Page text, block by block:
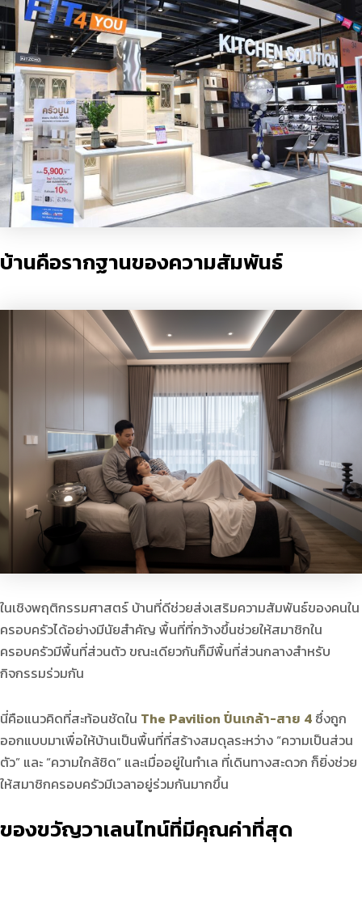
บ้านคือรากฐานของความสัมพันธ์
ในเชิงพฤติกรรมศาสตร์ บ้านที่ดีช่วยส่งเสริมความสัมพันธ์ของคนใน
ครอบครัวได้อย่างมีนัยสำคัญ พื้นที่ที่กว้างขึ้นช่วยให้สมาชิกใน
ครอบครัวมีพื้นที่ส่วนตัว ขณะเดียวกันก็มีพื้นที่ส่วนกลางสำหรับ
กิจกรรมร่วมกัน
นี่คือแนวคิดที่สะท้อนชัดใน The Pavilion ปิ่นเกล้า-สาย 4 ซึ่งถูก
ออกแบบมาเพื่อให้บ้านเป็นพื้นที่ที่สร้างสมดุลระหว่าง “ความเป็นส่วน
ตัว” และ “ความใกล้ชิด” และเมื่ออยู่ในทำเล ที่เดินทางสะดวก ก็ยิ่งช่วย
ให้สมาชิกครอบครัวมีเวลาอยู่ร่วมกันมากขึ้น
ของขวัญวาเลนไทน์ที่มีคุณค่าที่สุด